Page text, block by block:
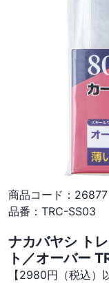
商品コード： 26877
品番： TRC-SS03
ナカバヤシ ト
ト／オーバー
【2980円（税込）